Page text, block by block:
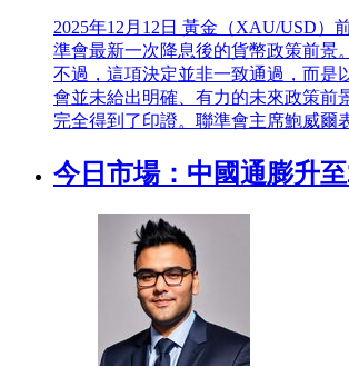
2025年12月12日 黃金（XAU/USD）
準會最新一次降息後的貨幣政策前景
不過，這項決定並非一致通過，而是
會並未給出明確、有力的未來政策前
完全得到了印證。聯準會主席鮑威爾
今日市場：中國通膨升